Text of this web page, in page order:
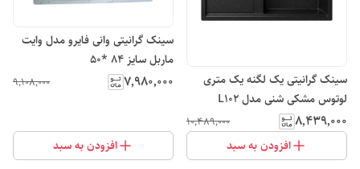
سینک گرانیتی یک لگنه یک متری
لوتوس مشکی شنی مدل L102
۸٬۴۳۹٬۰۰۰ ۱۰٬۴۸۹٬۰۰۰
افزودن به سبد
سینک گرانیتی وانی فایرو مدل وایت
ماربل سایز 84 *50
۷٬۹۸۰٬۰۰۰ ۹٬۱۰۸٬۰۰۰
افزودن به سبد